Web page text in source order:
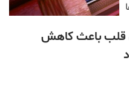
قلب باعث کاهش